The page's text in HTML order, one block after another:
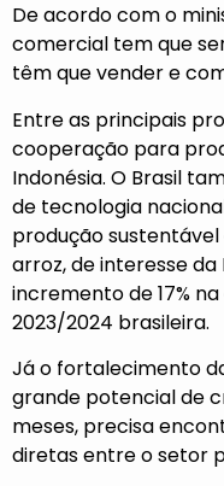
De acordo com o
comercial tem que
têm que vender e
Entre as principais
cooperação para
Indonésia. O Brasil
de tecnologia
produção
arroz, de interesse da
incremento de 17%
2023/2024 brasileira.
Já o fortalecimento
grande potencial de
meses, precisa
diretas entre o setor